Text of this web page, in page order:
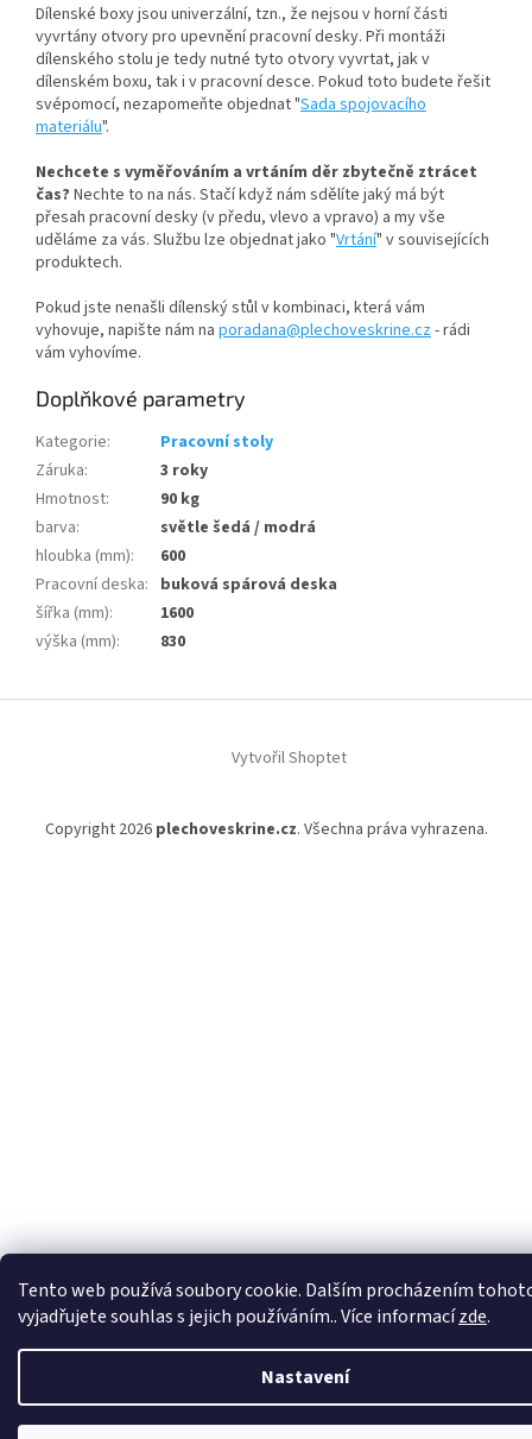
Tento web používá soubory cookie. Dalším procházením
vyjadřujete souhlas s jejich používáním.. Více informacízde.
Nastavení
Dílenské boxy jsou univerzální, tzn., že nejsou v horní části
vyvrtány otvory pro upevnění pracovní desky. Při montáži
dílenského stolu je tedy nutné tyto otvory vyvrtat, jak v
dílenském boxu, tak i v pracovní desce. Pokud toto budete řešit
svépomocí, nezapomeňte objednat "Sada spojovacího
materiálu".
Nechcete s vyměřováním a vrtáním děr zbytečně ztrácet
čas? Nechte to na nás. Stačí když nám sdělíte jaký má být
přesah pracovní desky (v předu, vlevo a vpravo) a my vše
uděláme za vás. Službu lze objednat jako "Vrtání" v souvisejících
produktech.
Pokud jste nenašli dílenský stůl v kombinaci, která vám
vyhovuje, napište nám na poradana@plechoveskrine.cz- rádi
vám vyhovíme.
Doplňkové parametry
Kategorie:
Pracovní stoly
Záruka:
3 roky
Hmotnost:
90 kg
barva:
světle šedá / modrá
hloubka (mm):
600
Pracovní deska: buková spárová deska
šířka (mm):
1600
výška (mm): 830
Vytvořil Shoptet
Copyright 2026 plechoveskrine.cz. Všechna práva vyhrazena.